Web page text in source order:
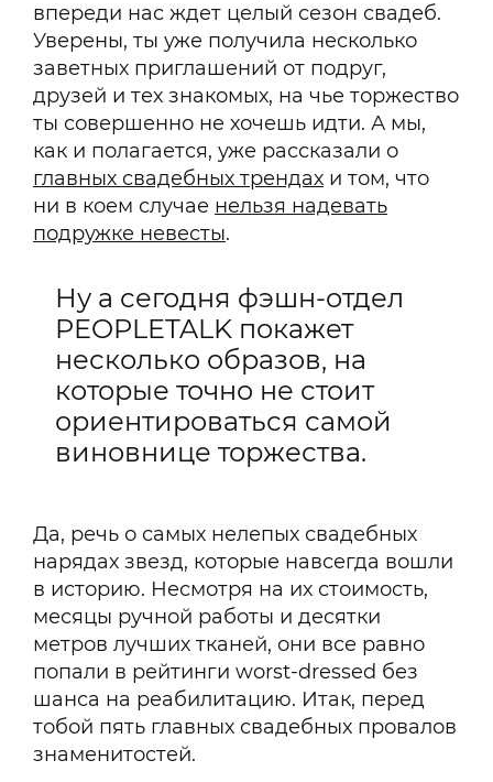
впереди нас ждет целый сезон свадеб.
Уверены, ты уже получила несколько
заветных приглашений от подруг,
друзей и тех знакомых, на чье торжество
ты совершенно не хочешь идти. А мы,
как и полагается, уже рассказали о
главных свадебных трендах и том, что
ни в коем случае нельзя надевать
подружке невесты.
Ну а сегодня фэшн-отдел
PEOPLETALK покажет
несколько образов, на
которые точно не стоит
ориентироваться самой
виновнице торжества.
Да, речь о самых нелепых свадебных
нарядах звезд, которые навсегда вошли
в историю. Несмотря на их стоимость,
месяцы ручной работы и десятки
метров лучших тканей, они все равно
попали в рейтинги worst-dressed без
шанса на реабилитацию. Итак, перед
тобой пять главных свадебных провалов
знаменитостей.